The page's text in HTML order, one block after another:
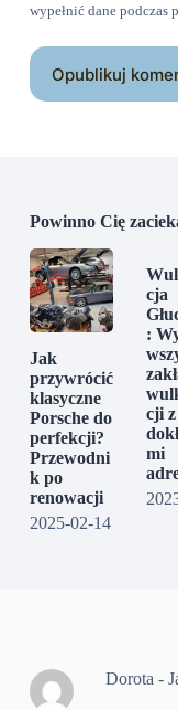
wypełnić dane podczas
Opublikuj
Powinno Cię
Jak
przywrócić
klasyczne
Porsche do
perfekcji?
Przewodni
k po
renowacji
2025-02-14
cja
:
cji z
mi
Dorota -